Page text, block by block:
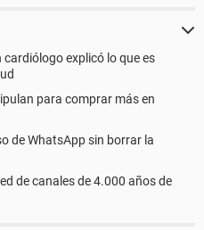
cardiólogo explicó lo que es
para comprar más en
de WhatsApp sin borrar la
de canales de 4.000 años de